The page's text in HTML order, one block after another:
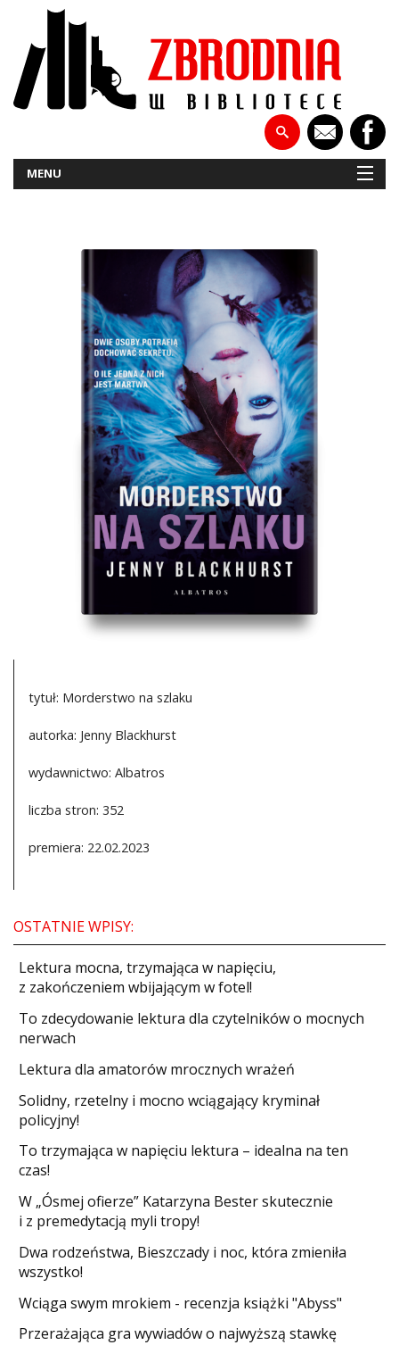
MENU
NOWOŚCI
PATRONATY
WYWIADY
RECENZJE
DO CZYTANIA
NA EKRANIE
KONTAKT
tytuł: Morderstwo na szlaku
autorka: Jenny Blackhurst
wydawnictwo: Albatros
liczba stron: 352
premiera: 22.02.2023
OSTATNIE WPISY:
​Lektura mocna, trzymająca w napięciu,
z zakończeniem wbijającym w fotel!
​To zdecydowanie lektura dla czytelników o mocnych
nerwach
Lektura dla amatorów mrocznych wrażeń
Solidny, rzetelny i mocno wciągający kryminał
policyjny!
​To trzymająca w napięciu lektura – idealna na ten
czas!
W „Ósmej ofierze” Katarzyna Bester skutecznie
i z premedytacją myli tropy!
Dwa rodzeństwa, Bieszczady i noc, która zmieniła
wszystko!
Wciąga swym mrokiem - recenzja książki "Abyss"
​Przerażająca gra wywiadów o najwyższą stawkę